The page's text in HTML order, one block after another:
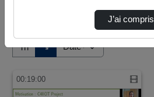
Tri ↘
00:19:00
J’ai compris